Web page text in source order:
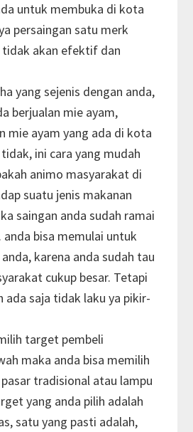
untuk membuka di kota
persaingan satu merk
akan efektif dan
yang sejenis dengan anda,
berjualan mie ayam,
mie ayam yang ada di kota
ini cara yang mudah
animo masyarakat di
suatu jenis makanan
saingan anda sudah ramai
bisa memulai untuk
karena anda sudah tau
cukup besar. Tetapi
ada saja tidak laku ya pikir-
target pembeli
maka anda bisa memilih
tradisional atau lampu
yang anda pilih adalah
satu yang pasti adalah,